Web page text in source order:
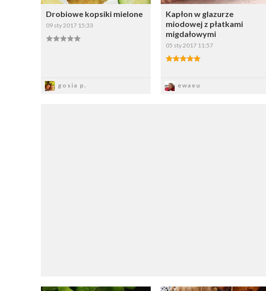
Drobiowe kopsiki mielone
09 sty 2017 15:33
gosia p.
Kapłon w glazurze
miodowej z płatkami
migdałowymi
05 sty 2017 11:57
ewaeu